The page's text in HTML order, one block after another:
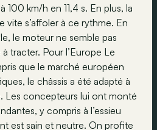
100 km/h en 11,4 s. En plus, la
vite s’affoler à ce rythme. En
le moteur ne semble pas
tracter. Pour l’Europe Le
que le marché européen
le châssis a été adapté à
Les concepteurs lui ont monté
y compris à l’essieu
est sain et neutre. On profite